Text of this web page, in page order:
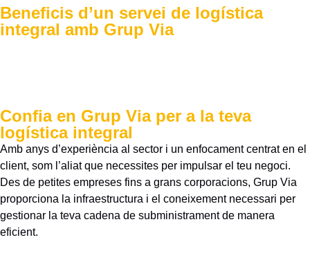
Beneficis d’un servei de logística
integral amb Grup Via
Confia en Grup Via per a la teva
logística integral
Amb anys d’experiència al sector i un enfocament centrat en el
client, som l’aliat que necessites per impulsar el teu negoci.
Des de petites empreses fins a grans corporacions, Grup Via
proporciona la infraestructura i el coneixement necessari per
gestionar la teva cadena de subministrament de manera
eficient.